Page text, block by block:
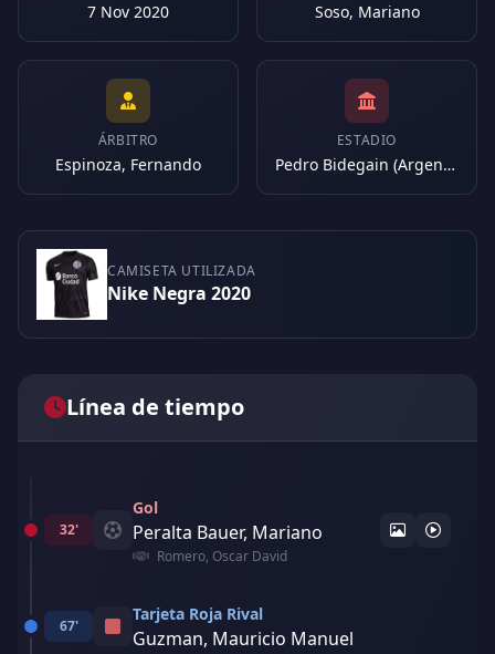
7 Nov 2020 Soso, Mariano
ÁRBITRO
Espinoza, Fernando
ESTADIO
Pedro Bidegain (Argentina)
CAMISETA UTILIZADA
Nike Negra 2020
Línea de tiempo
32'
Gol
Peralta Bauer, Mariano
Romero, Oscar David
67'
Tarjeta Roja Rival
Guzman, Mauricio Manuel